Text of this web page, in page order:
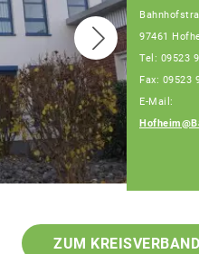
97461
Tel: 09523
Fax: 09523
E-Mail:
ZUM KREISVERBAND